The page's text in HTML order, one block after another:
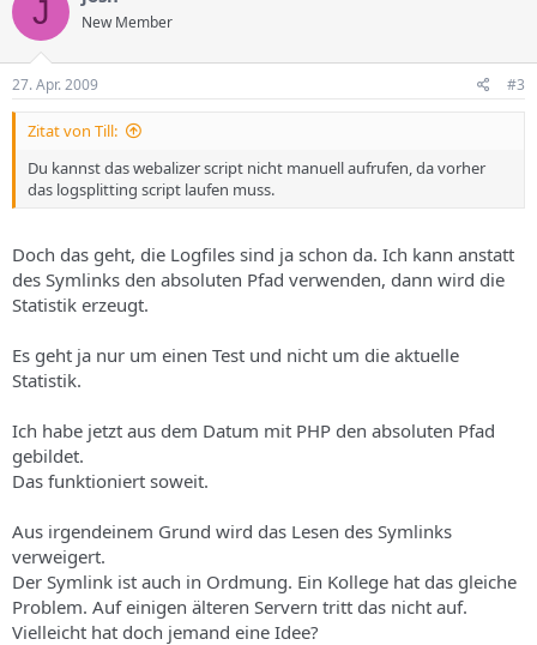
J New Member
27. Apr. 2009 #3
Zitat von Till:
Du kannst das webalizer script nicht manuell aufrufen, da vorher
das logsplitting script laufen muss.
Doch das geht, die Logfiles sind ja schon da. Ich kann anstatt
des Symlinks den absoluten Pfad verwenden, dann wird die
Statistik erzeugt.
Es geht ja nur um einen Test und nicht um die aktuelle
Statistik.
Ich habe jetzt aus dem Datum mit PHP den absoluten Pfad
gebildet.
Das funktioniert soweit.
Aus irgendeinem Grund wird das Lesen des Symlinks
verweigert.
Der Symlink ist auch in Ordmung. Ein Kollege hat das gleiche
Problem. Auf einigen älteren Servern tritt das nicht auf.
Vielleicht hat doch jemand eine Idee?